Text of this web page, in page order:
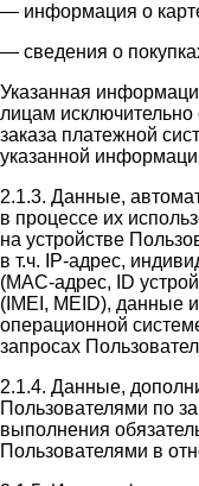
— информация о
— сведения о
Указанная
лицам
заказа платежной
указанной
2.1.3. Данные,
в процессе их
на устройстве
в т.ч. IP-адрес,
(MAC-адрес, ID
(IMEI, MEID), данные
операционной
запросах
2.1.4. Данные,
Пользователями по
выполнения
Пользователями в